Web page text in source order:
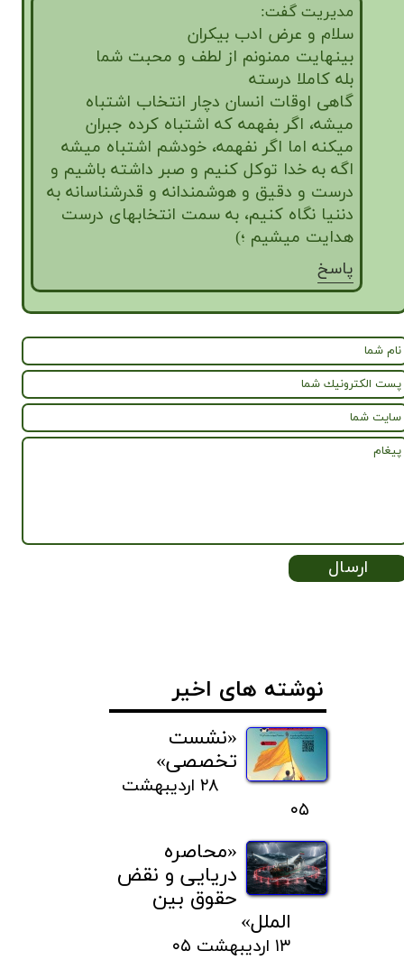
مدیریت گفت:
سلام و عرض ادب بیکران
بینهایت ممنونم از لطف و محبت شما
بله کاملا درسته
گاهی اوقات انسان دچار انتخاب اشتباه
میشه، اگر بفهمه که اشتباه کرده جبران
میکنه اما اگر نفهمه، خودشم اشتباه میشه
اگه به خدا توکل کنیم و صبر داشته باشیم و
درست و دقیق و هوشمندانه و قدرشناسانه به
دننیا نگاه کنیم، به سمت انتخابهای درست
هدایت میشیم ؛)
پاسخ
ارسال
نوشته های اخیر
«نشست
تخصصی»
۲۸ اردیبهشت
۰۵
«محاصره
دریایی و نقض
حقوق بین
الملل»
۱۳ اردیبهشت ۰۵